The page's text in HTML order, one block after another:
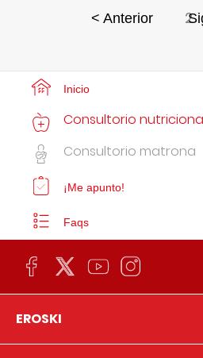
< Anterior 2
Inicio
Consultorio
Consultorio matrona
¡Me apunto!
Faqs
EROSKI